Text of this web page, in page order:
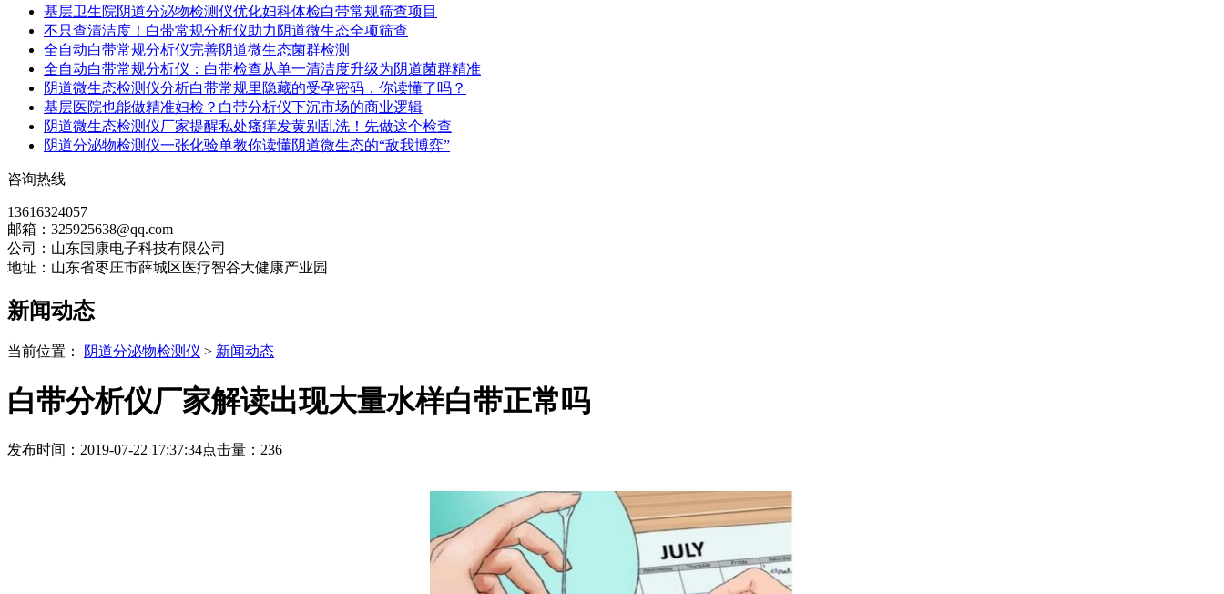
基层卫生院阴道分泌物检测仪优化妇科体检白带常规筛查项目
不只查清洁度！白带常规分析仪助力阴道微生态全项筛查
全自动白带常规分析仪完善阴道微生态菌群检测
全自动白带常规分析仪：白带检查从单一清洁度升级为阴道菌群精准
阴道微生态检测仪分析白带常规里隐藏的受孕密码，你读懂了吗？
基层医院也能做精准妇检？白带分析仪下沉市场的商业逻辑
阴道微生态检测仪厂家提醒私处瘙痒发黄别乱洗！先做这个检查
阴道分泌物检测仪一张化验单教你读懂阴道微生态的“敌我博弈”
咨询热线
13616324057
邮箱：325925638@qq.com
公司：山东国康电子科技有限公司
地址：山东省枣庄市薛城区医疗智谷大健康产业园
新闻动态
当前位置： 阴道分泌物检测仪 > 新闻动态
白带分析仪厂家解读出现大量水样白带正常吗
发布时间：2019-07-22 17:37:34点击量： 236